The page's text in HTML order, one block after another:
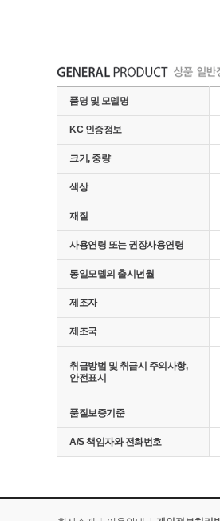
품명 및 모델명
KC 인증정보
크기, 중량
색상
재질
사용연령 또는 권장사용연령
동일모델의 출시년월
제조자
제조국
취급방법 및 취급시 주의사항,
안전표시
품질보증기준
A/S 책임자와 전화번호